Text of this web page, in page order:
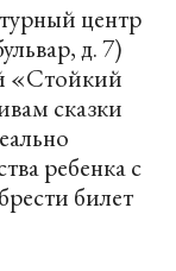
центр
д. 7)
«Стойкий
сказки
ребенка с
билет